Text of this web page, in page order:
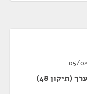
ועדת המשנה להצעת חוק ניירות ערך (תיקון 48)